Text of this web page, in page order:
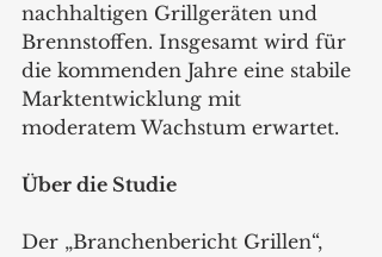
nachhaltigen Grillgeräten und
Brennstoffen. Insgesamt wird für
die kommenden Jahre eine stabile
Marktentwicklung mit
moderatem Wachstum erwartet.
Über die Studie
Der „Branchenbericht Grillen“,